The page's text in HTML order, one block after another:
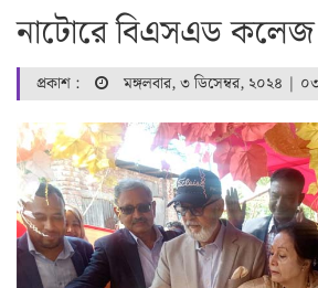
নাটোরে বিএসএড
প্রকাশ : মঙ্গলবার, ৩ ডিসেম্বর, ২০২৪ |